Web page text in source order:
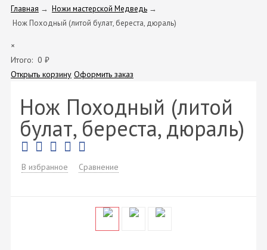
Главная → Ножи мастерской Медведь →
Нож Походный (литой булат, береста, дюраль)
×
Итого: 0 ₽
Открыть корзину Оформить заказ
Нож Походный (литой
булат, береста, дюраль)
В избранное Сравнение